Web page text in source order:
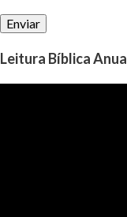
Leitura Bíblica